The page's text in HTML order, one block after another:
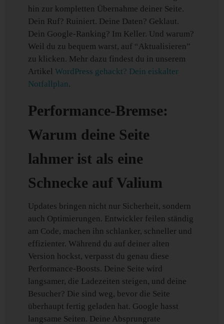
hin zur kompletten Übernahme deiner Seite.
Dein Ruf? Ruiniert. Deine Daten? Geklaut.
Dein Google-Ranking? Im Keller. Und warum?
Weil du zu bequem warst, auf “Aktualisieren”
zu klicken. Mehr dazu findest du in unserem
ArtikelWordPress gehackt? Dein eiskalter
Notfallplan.
Performance-Bremse:
Warum deine Seite
lahmer ist als eine
Schnecke auf Valium
Updates bringen nicht nur Sicherheit, sondern
auch Optimierungen. Entwickler feilen ständig
am Code, machen ihn schlanker, schneller und
effizienter. Während du auf deiner alten
Version hockst, verpasst du genau diese
Performance-Boosts. Deine Seite wird
langsamer, die Ladezeiten steigen, und deine
Besucher? Die sind weg, bevor die Seite
überhaupt fertig geladen hat. Google hasst
langsame Seiten. Deine Absprungrate